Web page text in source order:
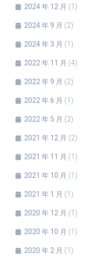
2024 年 12 月 (1)
2024 年 9 月 (2)
2024 年 3 月 (1)
2022 年 11 月 (4)
2022 年 9 月 (2)
2022 年 6 月 (1)
2022 年 5 月 (2)
2021 年 12 月 (2)
2021 年 11 月 (1)
2021 年 10 月 (1)
2021 年 1 月 (1)
2020 年 12 月 (1)
2020 年 10 月 (1)
2020 年 2 月 (1)